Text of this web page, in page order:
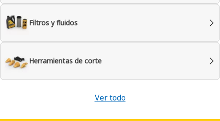
Filtros y fluidos
Herramientas de corte
Ver todo